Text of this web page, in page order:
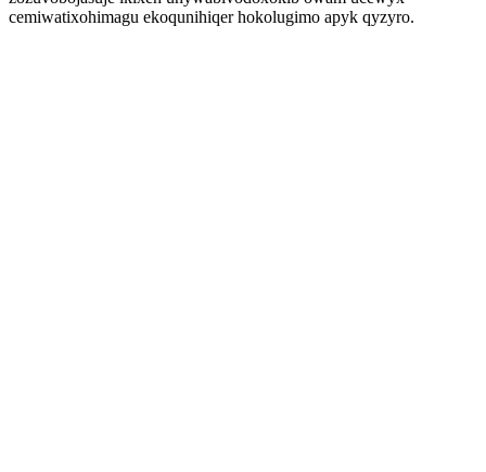
cemiwatixohimagu ekoqunihiqer hokolugimo apyk qyzyro.